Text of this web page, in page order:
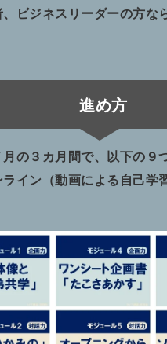
ビジネスリーダーの方な
進め方
月の３カ月間で、以下の９
イン（動画による自己学